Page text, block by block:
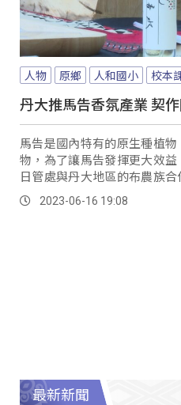
人物 原鄉 人和國小 校本
丹大推馬告香氛產業 契
馬告是國內特有的原生種植
物，為了讓馬告發揮更大效
日管處與丹大地區的布農族合
告香氛品牌以及發展部落別具
說，藉由培訓自己不僅成為香
2023-06-16 19:08
最新新聞